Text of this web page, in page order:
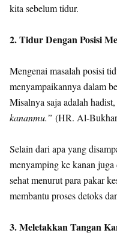
kita sebelum tidur.
2. Tidur Dengan Posisi
Mengenai masalah posisi
menyampaikannya dalam
Misalnya saja adalah hadist,
kananmu.” (HR. Al-
Selain dari apa yang
menyamping ke kanan
sehat menurut para pakar
membantu proses detoks
3. Meletakkan Tangan